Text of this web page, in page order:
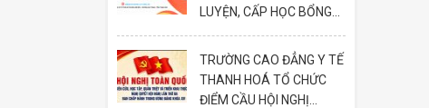
LUYỆN, CẤP HỌC BỔNG...
TRƯỜNG CAO ĐẲNG Y TẾ
THANH HOÁ TỔ CHỨC
ĐIỂM CẦU HỘI NGHỊ...